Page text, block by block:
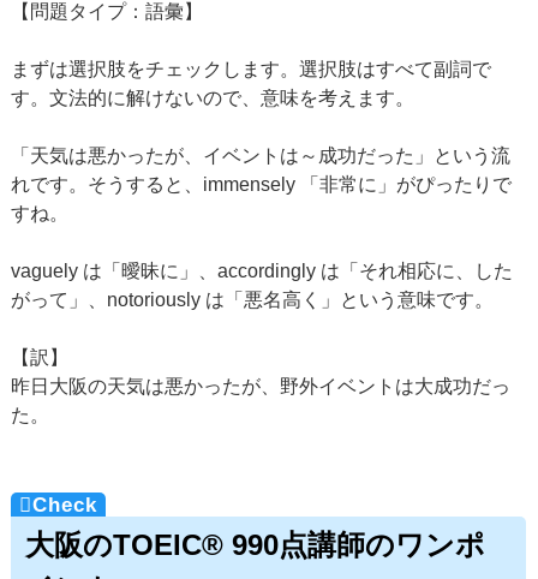
【問題タイプ：語彙】
まずは選択肢をチェックします。選択肢はすべて副詞で
す。文法的に解けないので、意味を考えます。
「天気は悪かったが、イベントは～成功だった」という流
れです。そうすると、immensely 「非常に」がぴったりで
すね。
vaguely は「曖昧に」、accordingly は「それ相応に、した
がって」、notoriously は「悪名高く」という意味です。
【訳】
昨日大阪の天気は悪かったが、野外イベントは大成功だっ
た。
大阪のTOEIC® 990点講師のワンポ